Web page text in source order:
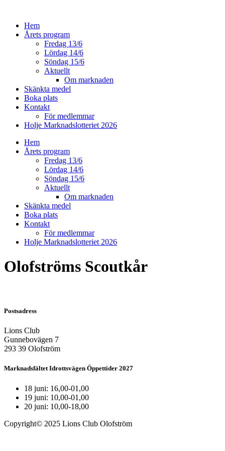
innehållHem
Årets program
Fredag 13/6
Lördag 14/6
Söndag 15/6
Aktuellt
Om marknaden
Skänkta medel
Boka plats
Kontakt
För medlemmar
Holje Marknadslotteriet 2026
Hem
Årets program
Fredag 13/6
Lördag 14/6
Söndag 15/6
Aktuellt
Om marknaden
Skänkta medel
Boka plats
Kontakt
För medlemmar
Holje Marknadslotteriet 2026
Olofströms Scoutkår
Postsadress
Lions Club
Gunnebovägen 7
293 39 Olofström
Marknadsfältet Idrottsvägen Öppettider 2027
18 juni: 16,00-01,00
19 juni: 10,00-01,00
20 juni: 10,00-18,00
Copyright© 2025 Lions Club Olofström